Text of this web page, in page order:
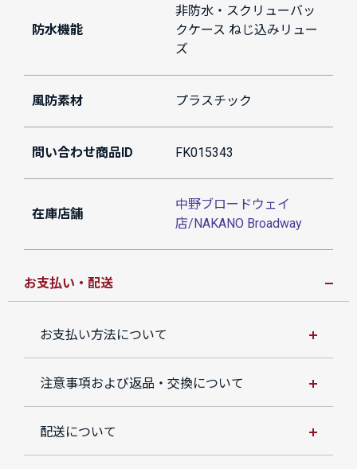
防水機能
非防水・スクリューバッ
クケース ねじ込みリュー
ズ
風防素材 プラスチック
問い合わせ商品ID FK015343
在庫店舗
中野ブロードウェイ
店/NAKANO Broadway
お支払い・配送
お支払い方法について
注意事項および返品・交換について
配送について